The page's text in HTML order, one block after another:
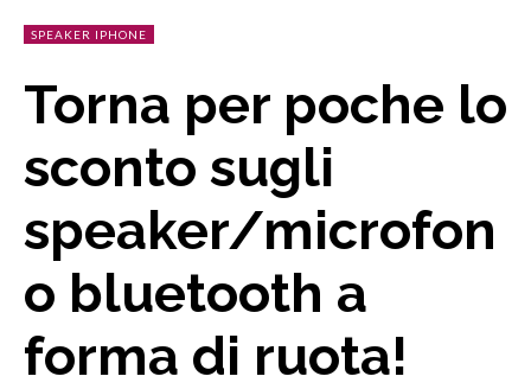
SPEAKER IPHONE
Torna per poche lo
sconto sugli
speaker/microfon
o bluetooth a
forma di ruota!